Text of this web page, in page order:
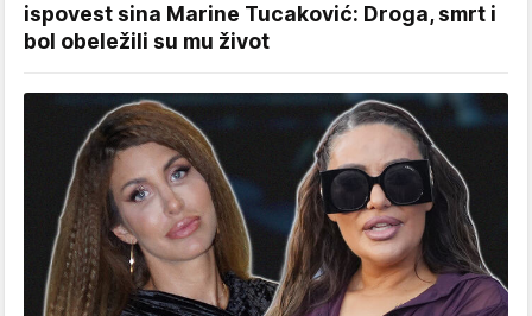
ispovest sina Marine Tucaković: Droga, smrt i
bol obeležili su mu život